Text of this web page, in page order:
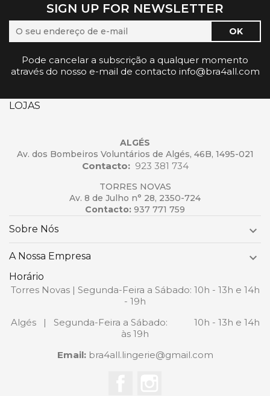
SIGN UP FOR NEWSLETTER
Pode cancelar a subscrição a qualquer momento
através do nosso e-mail de contacto info@bra4all.com
LOJAS
ALGÉS
Av. dos Bombeiros Voluntários de Algés, 46B, 1495-021
Contacto: 923 381 734
TORRES NOVAS
Av. 8 de Julho n° 28, 2350-724
Contacto: 937 771 759
Sobre Nós 
A Nossa Empresa 
Horário
Torres Novas | Segunda-Feira a Sábado: 10h - 13h e 14h
- 19h
Algés | Segunda-Feira a Sábado: 10h - 13h e 14h
às 19h
Email:bra4all.lingerie@gmail.com